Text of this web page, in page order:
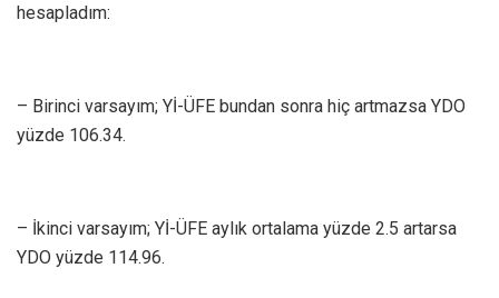
hesapladım:
– Birinci varsayım; Yİ-ÜFE bundan sonra hiç artmazsa YDO
yüzde 106.34.
– İkinci varsayım; Yİ-ÜFE aylık ortalama yüzde 2.5 artarsa
YDO yüzde 114.96.